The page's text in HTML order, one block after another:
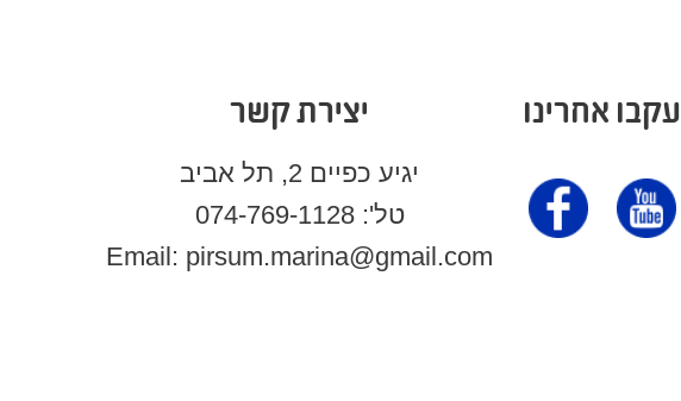
יצירת קשר
יגיע כפיים 2, תל אביב
טל': 074-769-1128
Email: pirsum.marina@gmail.com
עקבו אחרינו